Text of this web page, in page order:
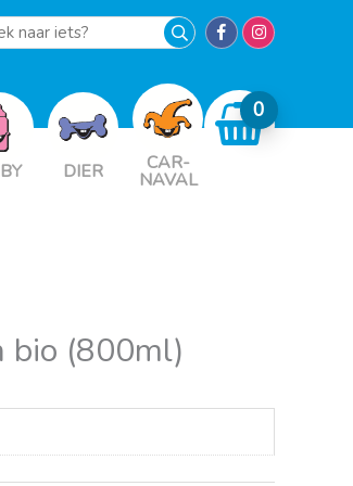
DIER CAR-
NAVAL
bio (800ml)